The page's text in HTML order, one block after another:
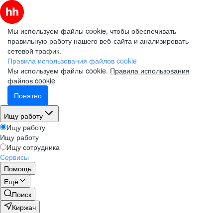
Мы используем файлы cookie, чтобы обеспечивать
правильную работу нашего веб-сайта и анализировать
сетевой трафик.
Правила использования файлов cookie
Мы используем файлы cookie. Правила использования
файлов cookie
Понятно
Ищу работу
Ищу работу
Ищу работу
Ищу сотрудника
Сервисы
Помощь
Ещё
Поиск
Киржач